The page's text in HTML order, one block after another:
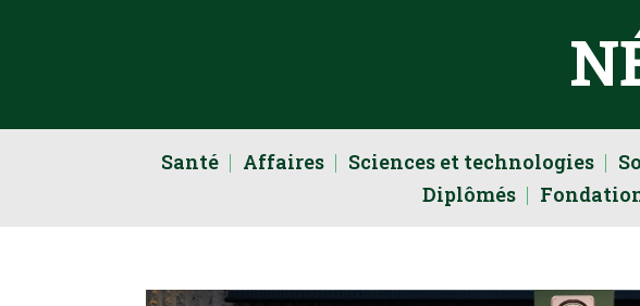
Santé Affaires Sciences et technologies
Diplômés